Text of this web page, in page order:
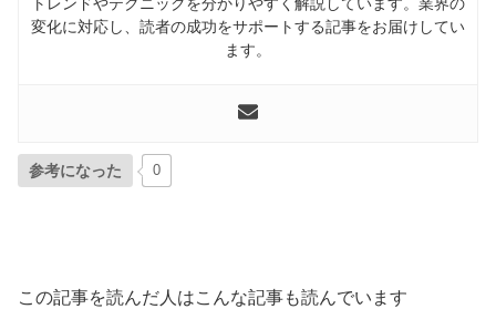
変化に対応し、読者の成功をサポートする記事をお届けしてい
ます。
参考になった 0
この記事を読んだ人はこんな記事も読んでいます